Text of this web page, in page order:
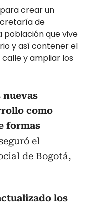
crear un
de
población que vive
y así contener el
y ampliar los
nuevas
como
formas
el
de Bogotá,
los